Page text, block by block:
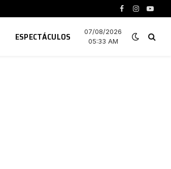
Facebook
Instagram
ESPECTÁCULOS
07/08/2026
05:33 AM